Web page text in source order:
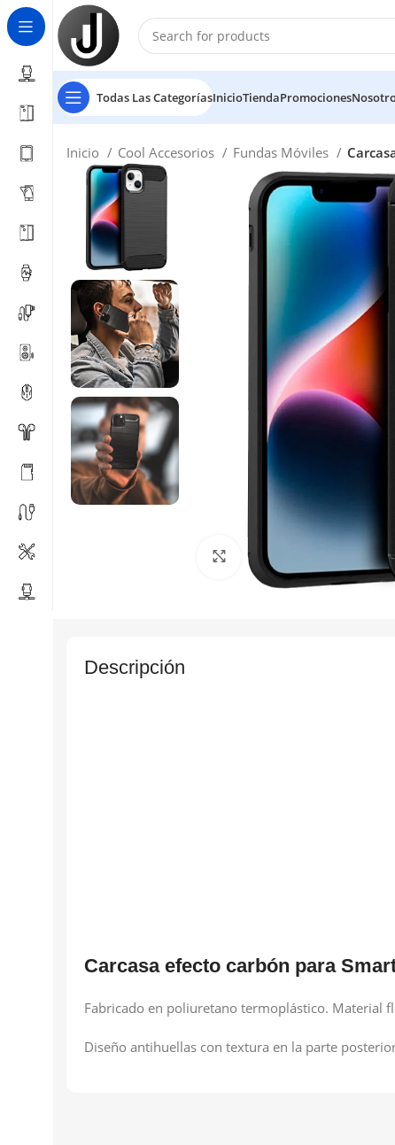
Todas Las CategoríasInicioTiendaPromociones
Inicio Cool Accesorios Fundas Móviles
Click to enlarge
Descripción
Carcasa efecto carbón para
Fabricado en poliuretano termoplástico. Material
Diseño antihuellas con textura en la parte